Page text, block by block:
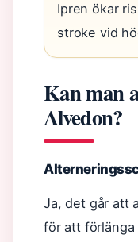
Ipren ökar
stroke vid
Kan man
Alvedon?
Ja, det går att
för att